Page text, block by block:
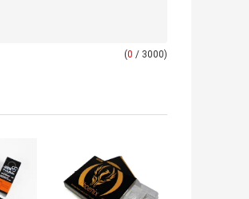
(0 / 3000)